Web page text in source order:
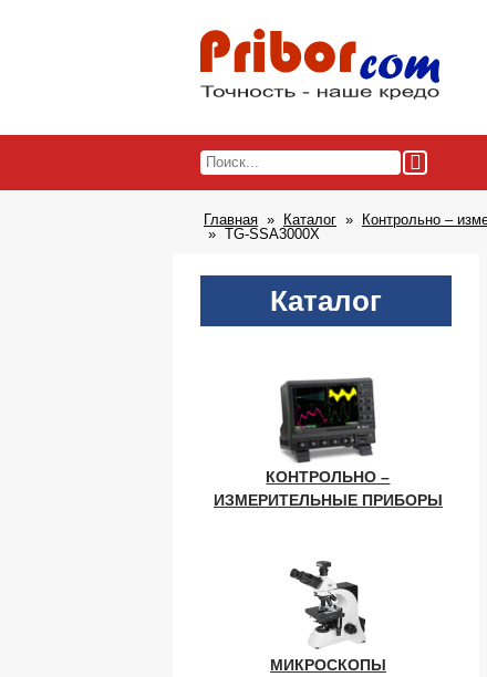
Главная Каталог Контрольно –
TG-SSA3000X
Каталог
КОНТРОЛЬНО –
ИЗМЕРИТЕЛЬНЫЕ ПРИБОРЫ
МИКРОСКОПЫ